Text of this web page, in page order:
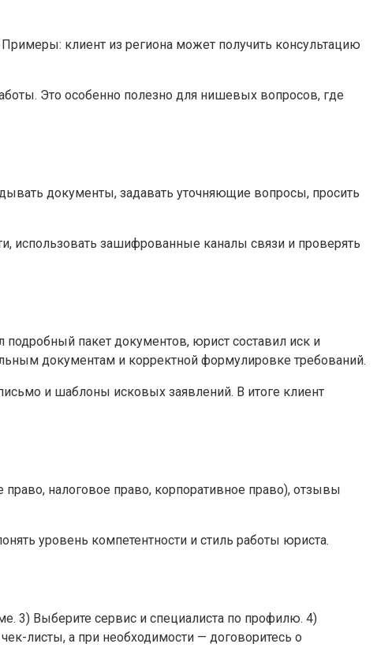
клиент из региона может получить консультацию
Это особенно полезно для нишевых вопросов, где
документы, задавать уточняющие вопросы, просить
использовать зашифрованные каналы связи и проверять
пакет документов, юрист составил иск и
документам и корректной формулировке требований.
и шаблоны исковых заявлений. В итоге клиент
налоговое право, корпоративное право), отзывы
уровень компетентности и стиль работы юриста.
3) Выберите сервис и специалиста по профилю. 4)
листы, а при необходимости — договоритесь о